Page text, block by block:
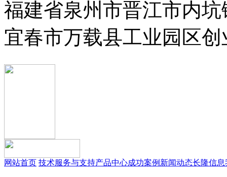
福建省泉州市晋江市内
宜春市万载县工业园区创
网站首页 技术服务与支持产品中心成功案例 新闻动态长隆信息